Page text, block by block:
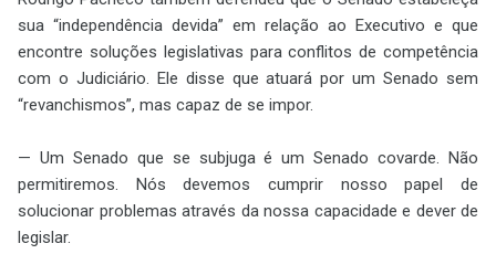
sua “independência devida” em relação ao Executivo e que
encontre soluções legislativas para conflitos de competência
com o Judiciário. Ele disse que atuará por um Senado sem
“revanchismos”, mas capaz de se impor.
— Um Senado que se subjuga é um Senado covarde. Não
permitiremos. Nós devemos cumprir nosso papel de
solucionar problemas através da nossa capacidade e dever de
legislar.